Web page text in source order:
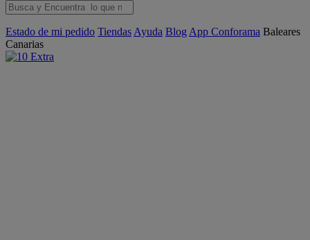
Estado de mi pedido Tiendas Ayuda Blog App Conforama Baleares
Canarias